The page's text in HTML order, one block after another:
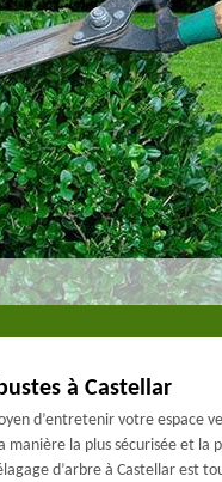
à Castellar
d’entretenir votre
la plus sécurisée et
d’arbre à Castellar est